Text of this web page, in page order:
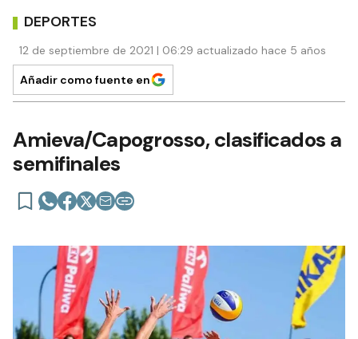
DEPORTES
12 de septiembre de 2021 | 06:29 actualizado hace 5 años
Añadir como fuente en
Amieva/Capogrosso, clasificados a
semifinales